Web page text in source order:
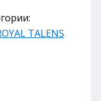
TALENS